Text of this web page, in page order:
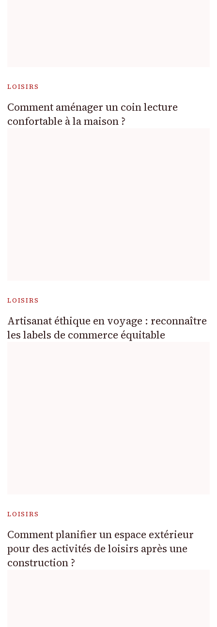
LOISIRS
Comment aménager un coin lecture
confortable à la maison ?
LOISIRS
Artisanat éthique en voyage : reconnaître
les labels de commerce équitable
LOISIRS
Comment planifier un espace extérieur
pour des activités de loisirs après une
construction ?